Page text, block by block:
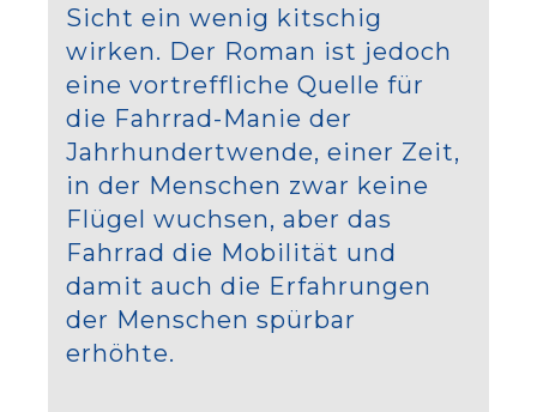
Sicht ein wenig kitschig
wirken. Der Roman ist jedoch
eine vortreffliche Quelle für
die Fahrrad-Manie der
Jahrhundertwende, einer Zeit,
in der Menschen zwar keine
Flügel wuchsen, aber das
Fahrrad die Mobilität und
damit auch die Erfahrungen
der Menschen spürbar
erhöhte.